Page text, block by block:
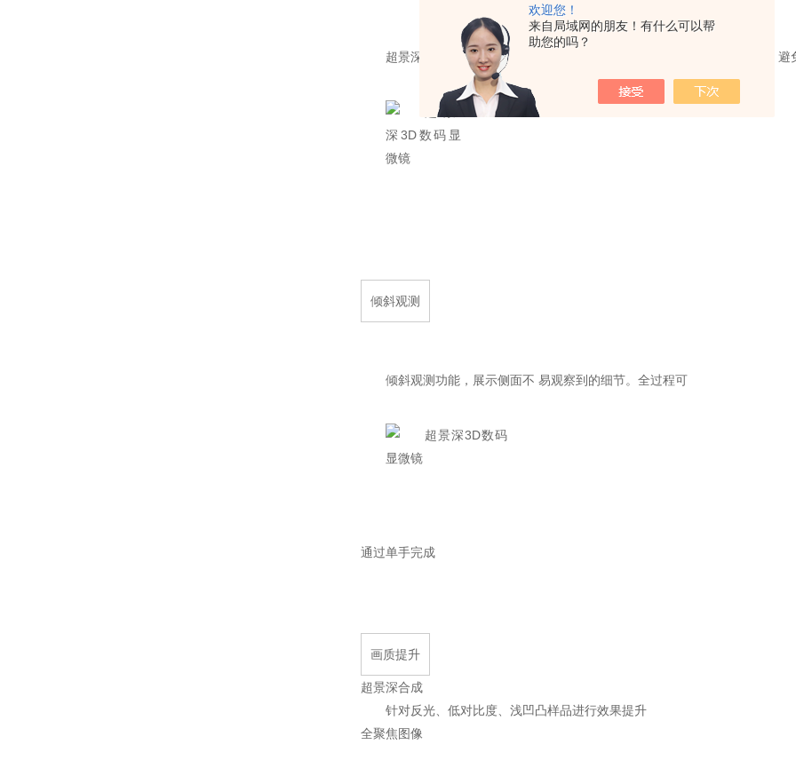
欢迎您！
来自局域网的朋友！有什么可以帮
助您的吗？
超景深3D数码显微镜侧面相机直观展示物镜与样 品间的相对位置关系，避
倾斜观测
倾斜观测功能，展示侧面不 易观察到的细节。全过程可
通过单手完成
画质提升
超景深合成
针对反光、低对比度、浅凹凸样品进行效果提升 对焦Z轴
全聚焦图像